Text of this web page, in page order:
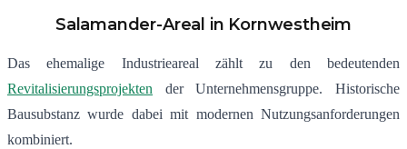
Salamander-Areal in Kornwestheim
Das ehemalige Industrieareal zählt zu den bedeutenden
Revitalisierungsprojekten der Unternehmensgruppe. Historische
Bausubstanz wurde dabei mit modernen Nutzungsanforderungen
kombiniert.